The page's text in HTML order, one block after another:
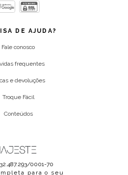
DE AJUDA?
Fale conosco
frequentes
e devoluções
Troque Fácil
Conteúdos
32.487.293/0001-70
para o seu